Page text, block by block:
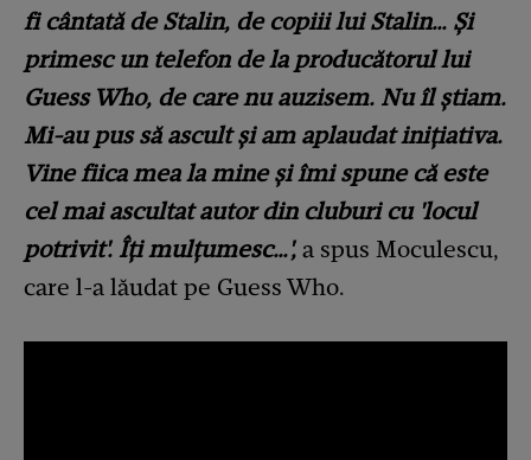
fi cântată de Stalin, de copiii lui Stalin… Și
primesc un telefon de la producătorul lui
Guess Who, de care nu auzisem. Nu îl știam.
Mi-au pus să ascult și am aplaudat inițiativa.
Vine fiica mea la mine și îmi spune că este
cel mai ascultat autor din cluburi cu 'locul
potrivit'. Îți mulțumesc…', a spus Moculescu,
care l-a lăudat pe Guess Who.